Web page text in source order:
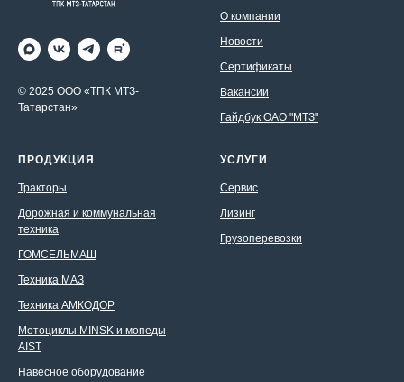
© 2025 ООО «ТПК МТЗ-
Татарстан»
О компании
Новости
Сертификаты
Вакансии
Гайдбук ОАО "МТЗ"
ПРОДУКЦИЯ
Тракторы
Дорожная и коммунальная
техника
ГОМСЕЛЬМАШ
Техника МАЗ
Техника АМКОДОР
Мотоциклы MINSK и мопеды
AIST
Навесное оборудование
УСЛУГИ
Сервис
Лизинг
Грузоперевозки